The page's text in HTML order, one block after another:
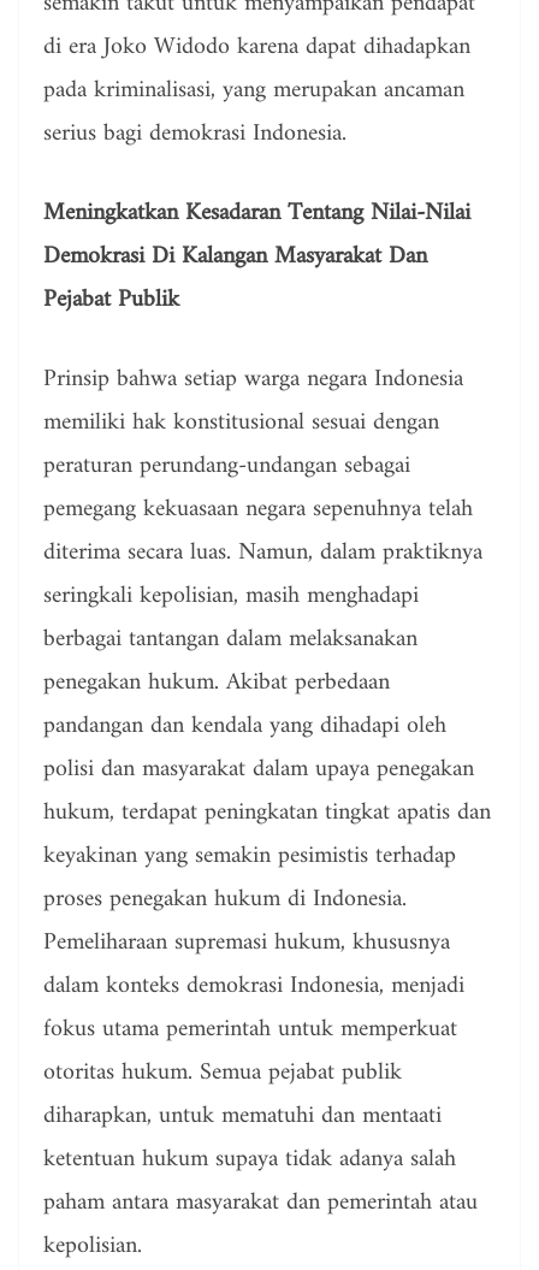
di era Joko Widodo karena dapat dihadapkan
pada kriminalisasi, yang merupakan ancaman
serius bagi demokrasi Indonesia.
Meningkatkan Kesadaran Tentang Nilai-Nilai
Demokrasi Di Kalangan Masyarakat Dan
Pejabat Publik
Prinsip bahwa setiap warga negara Indonesia
memiliki hak konstitusional sesuai dengan
peraturan perundang-undangan sebagai
pemegang kekuasaan negara sepenuhnya telah
diterima secara luas. Namun, dalam praktiknya
seringkali kepolisian, masih menghadapi
berbagai tantangan dalam melaksanakan
penegakan hukum. Akibat perbedaan
pandangan dan kendala yang dihadapi oleh
polisi dan masyarakat dalam upaya penegakan
hukum, terdapat peningkatan tingkat apatis dan
keyakinan yang semakin pesimistis terhadap
proses penegakan hukum di Indonesia.
Pemeliharaan supremasi hukum, khususnya
dalam konteks demokrasi Indonesia, menjadi
fokus utama pemerintah untuk memperkuat
otoritas hukum. Semua pejabat publik
diharapkan, untuk mematuhi dan mentaati
ketentuan hukum supaya tidak adanya salah
paham antara masyarakat dan pemerintah atau
kepolisian.